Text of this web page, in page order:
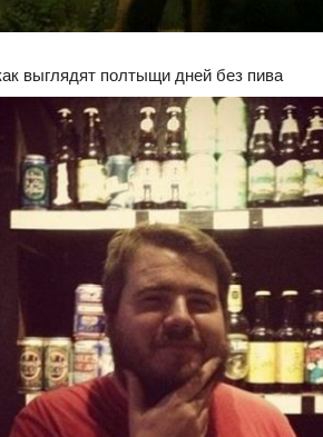
выглядят полтыщи дней без пива